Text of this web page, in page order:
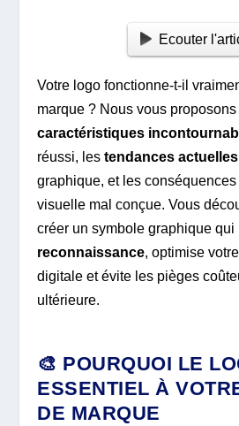
Ecouter
Votre logo fonctionne-t-il
marque ? Nous vous proposons
caractéristiques
réussi, lestendances actuelles
graphique, et les conséquences
visuelle mal conçue. Vous
créer un symbole graphique qui
reconnaissance, optimise
digitale et évite les pièges
ultérieure.
🎨 POURQUOI LE
ESSENTIEL À
DE MARQUE